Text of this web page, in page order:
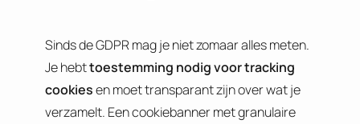
Sinds de GDPR mag je niet zomaar alles meten.
Je hebttoestemming nodig voor tracking
cookiesen moet transparant zijn over wat je
verzamelt. Een cookiebanner met granulaire